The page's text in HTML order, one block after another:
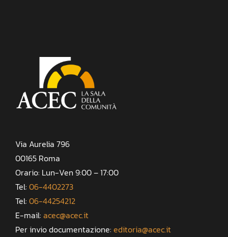
Via Aurelia 796
00165 Roma
Orario: Lun-Ven 9:00 – 17:00
Tel: 06-4402273
Tel: 06-44254212
E-mail: acec@acec.it
Per invio documentazione: editoria@acec.it